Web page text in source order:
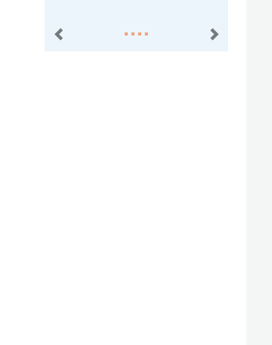
пред. след.